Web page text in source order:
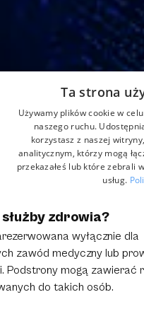
Strefowa 22, 43-109 Tychy,
Home
O nas
Partnerzy
© 2025 Grupa Anmar. All
Polityka Prywatności
zdrowia?
wyłącznie dla
zawód medyczny lub
Podstrony mogą zawierać
do takich osób.
Ta strona
Używamy plików cookie w
naszego ruchu.
korzystasz z naszej
analitycznym, którzy mogą
przekazałeś lub które zebrali
usług.
TARGETOWANIE
AKCEPTUJ WSZYSTKIE